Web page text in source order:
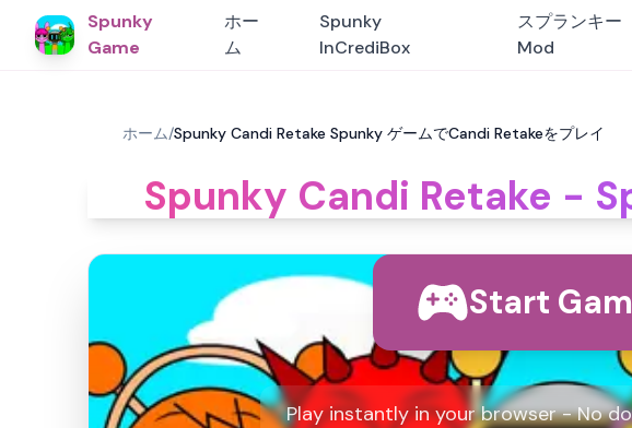
Spunky
Game
ホー
ム
Spunky
InCrediBox
スプランキー
Mod
ホーム/Spunky Candi Retake Spunky ゲームでCandi Retakeをプレイ
Spunky Candi Retake -
Start
Play instantly in your browser - No